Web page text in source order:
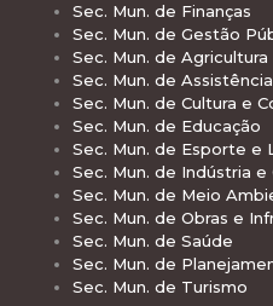
Sec. Mun. de Finanças
Sec. Mun. de Gestão
Sec. Mun. de
Sec. Mun. de
Sec. Mun. de Cultura e
Sec. Mun. de Educação
Sec. Mun. de Esporte e
Sec. Mun. de Indústria e
Sec. Mun. de Meio
Sec. Mun. de Obras e
Sec. Mun. de Saúde
Sec. Mun. de
Sec. Mun. de Turismo